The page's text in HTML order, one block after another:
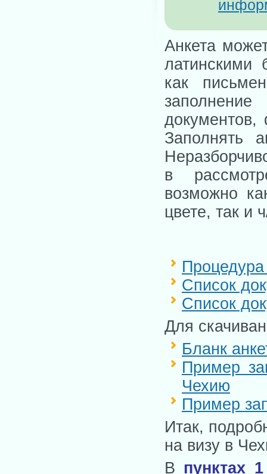
Анкета
латинскими
как
документов,
Заполнять
в
возможно
цвете, так и
Список
Список
Для
Бланк
Пример
Чехию
Пример
Итак,
на визу в
В пунктах 1